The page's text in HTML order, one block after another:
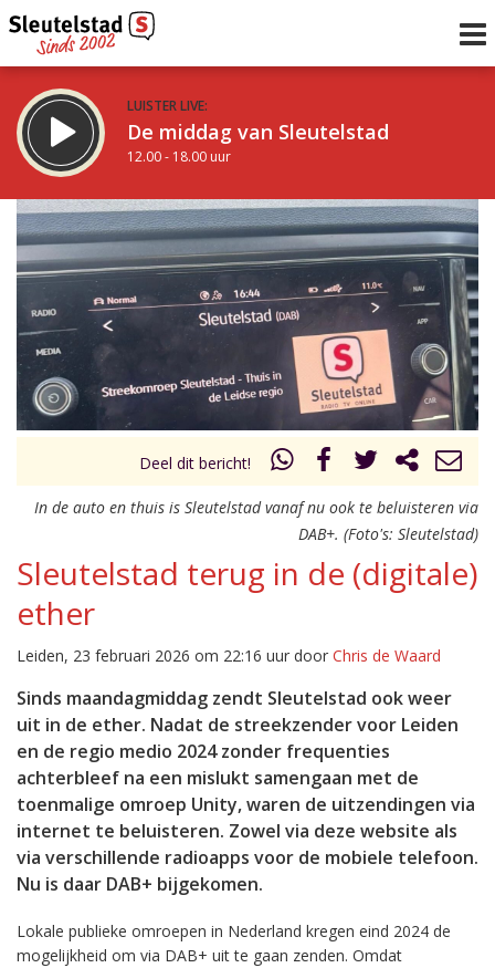
LUISTER LIVE:
De middag van Sleutelstad
12.00 - 18.00 uur
STRAKS:
De avond van Sleutelstad
18.00 - 19.00 uur
Vorig uur
uur 1 van 0 Volgend uur
Deel dit bericht!
In de auto en thuis is Sleutelstad vanaf nu ook te beluisteren via
DAB+. (Foto's: Sleutelstad)
Sleutelstad terug in de (digitale)
ether
Leiden, 23 februari 2026 om 22:16 uur door Chris de Waard
Sinds maandagmiddag zendt Sleutelstad ook weer
uit in de ether. Nadat de streekzender voor Leiden
en de regio medio 2024 zonder frequenties
achterbleef na een mislukt samengaan met de
toenmalige omroep Unity, waren de uitzendingen via
internet te beluisteren. Zowel via deze website als
via verschillende radioapps voor de mobiele telefoon.
Nu is daar DAB+ bijgekomen.
Lokale publieke omroepen in Nederland kregen eind 2024 de
mogelijkheid om via DAB+ uit te gaan zenden. Omdat